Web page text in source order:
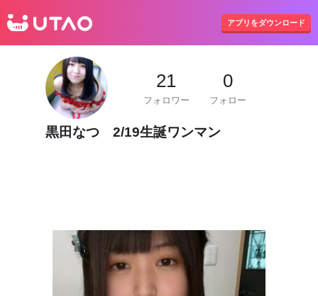
アプリをダウンロード
21
フォロワー
0
フォロー
黒田なつ 2/19生誕ワンマン